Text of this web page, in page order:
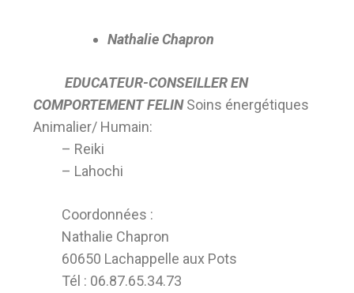
Nathalie Chapron
EDUCATEUR-CONSEILLER EN
COMPORTEMENT FELINSoins énergétiques
Animalier/ Humain:
– Reiki
– Lahochi
Coordonnées :
Nathalie Chapron
60650 Lachappelle aux Pots
Tél : 06.87.65.34.73